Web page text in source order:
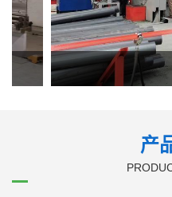
公司凭借现代化的管理制
量、合理的价格、优质的服
使本公司迈上了新的台阶。
勇直前，在发展的道路上不
及可再生能源技术的发展！
工
产